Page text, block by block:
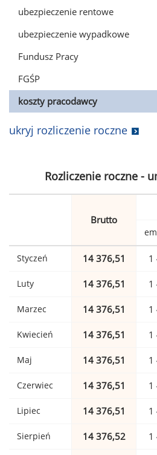
ubezpieczenie rentowe
ubezpieczenie wypadkowe
Fundusz Pracy
FGŚP
koszty pracodawcy
ukryj rozliczenie roczne
Rozliczenie roczne -
Brutto
Styczeń 14 376,51 1
Luty 14 376,51 1
Marzec 14 376,51 1
Kwiecień 14 376,51 1
Maj 14 376,51 1
Czerwiec 14 376,51 1
Lipiec 14 376,51 1
Sierpień 14 376,52 1